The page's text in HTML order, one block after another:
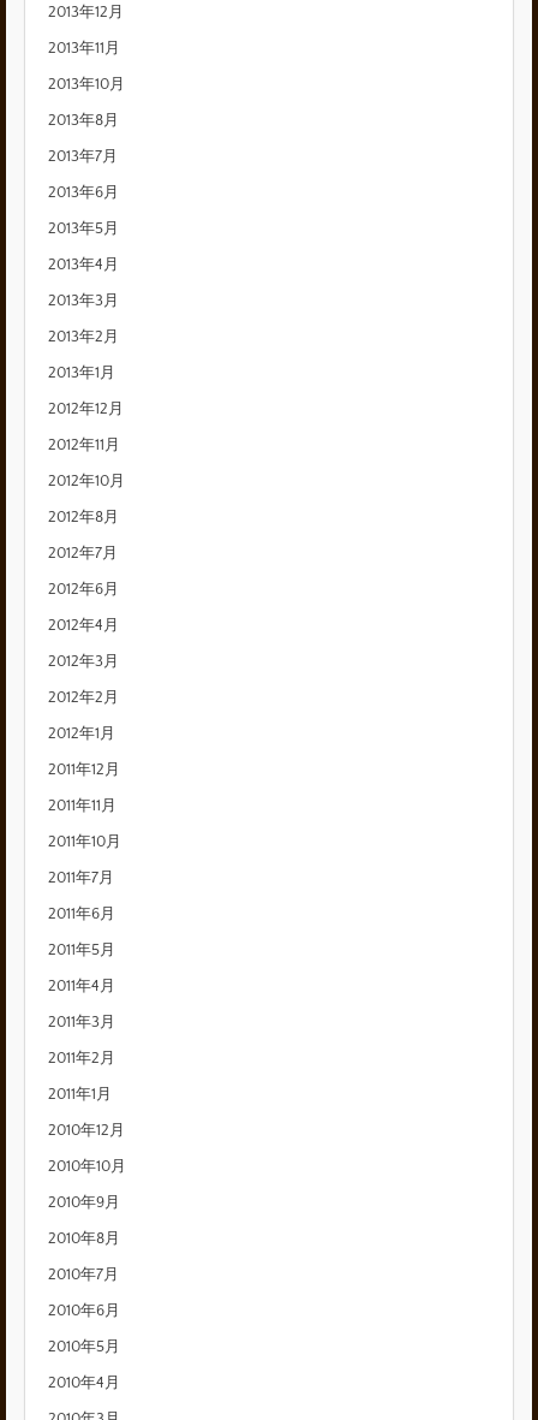
2013年12月
2013年11月
2013年10月
2013年8月
2013年7月
2013年6月
2013年5月
2013年4月
2013年3月
2013年2月
2013年1月
2012年12月
2012年11月
2012年10月
2012年8月
2012年7月
2012年6月
2012年4月
2012年3月
2012年2月
2012年1月
2011年12月
2011年11月
2011年10月
2011年7月
2011年6月
2011年5月
2011年4月
2011年3月
2011年2月
2011年1月
2010年12月
2010年10月
2010年9月
2010年8月
2010年7月
2010年6月
2010年5月
2010年4月